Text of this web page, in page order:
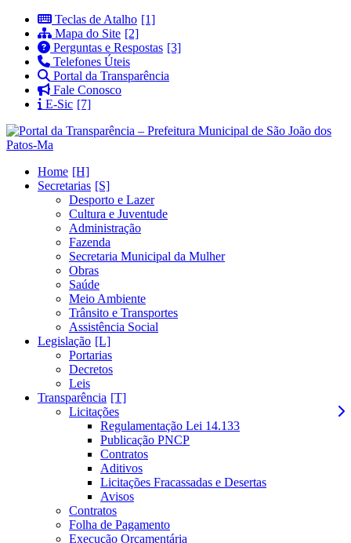
Teclas de Atalho
Mapa do Site
Perguntas e Respostas
Telefones Úteis
Portal da Transparência
Fale Conosco
E-Sic
Home
Secretarias
Desporto e Lazer
Cultura e Juventude
Administração
Fazenda
Secretaria Municipal da Mulher
Obras
Saúde
Meio Ambiente
Trânsito e Transportes
Assistência Social
Legislação
Portarias
Decretos
Leis
Transparência
Licitações
Regulamentação Lei 14.133
Publicação PNCP
Contratos
Aditivos
Licitações Fracassadas e Desertas
Avisos
Contratos
Folha de Pagamento
Execução Orçamentária